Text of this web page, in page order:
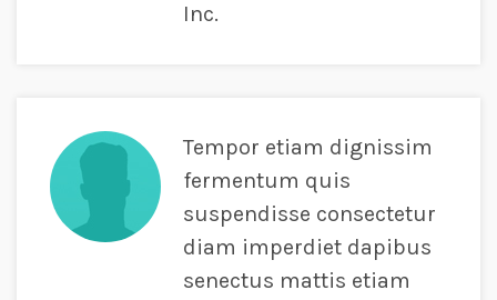
Inc.
Tempor etiam dignissim
fermentum quis
suspendisse consectetur
diam imperdiet dapibus
senectus mattis etiam